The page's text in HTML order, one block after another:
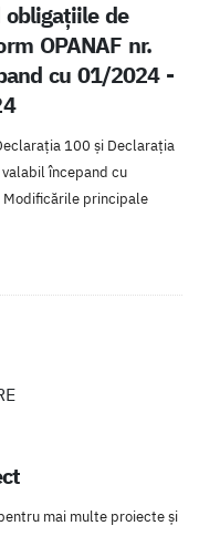
de
OPANAF nr.
cu 01/2024 -
100 și Declarația
începand cu
principale
mai multe proiecte și